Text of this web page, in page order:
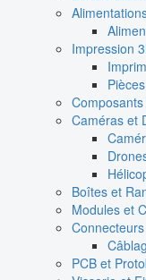
Impression
Caméras et
Boîtes et
Modules et
PCB et